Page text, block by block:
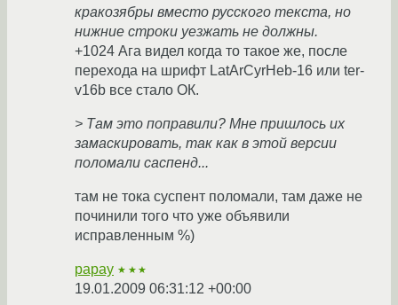
кракозябры вместо русского текста, но
нижние строки уезжать не должны.
+1024 Ага видел когда то такое же, после
перехода на шрифт LatArCyrHeb-16 или ter-
v16b все стало ОК.
> Там это поправили? Мне пришлось их
замаскировать, так как в этой версии
поломали саспенд...
там не тока суспент поломали, там даже не
починили того что уже объявили
исправленным %)
papay ★★★
19.01.2009 06:31:12 +00:00